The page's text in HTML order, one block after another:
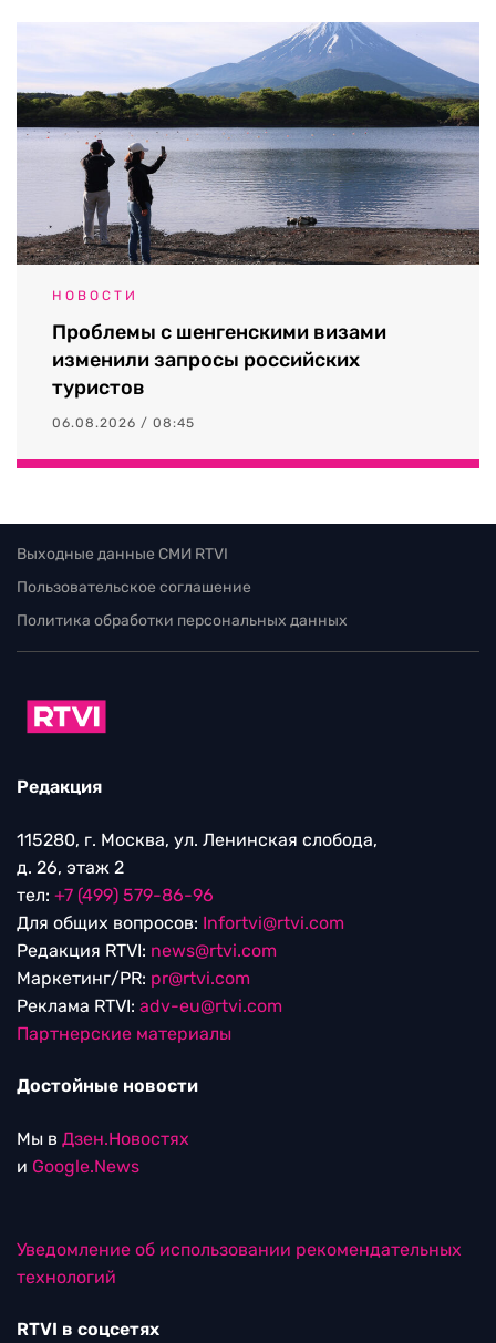
НОВОСТИ
Проблемы с шенгенскими визами
изменили запросы российских
туристов
06.08.2026 / 08:45
Выходные данные СМИ RTVI
Пользовательское соглашение
Политика обработки персональных данных
Редакция
115280, г. Москва, ул. Ленинская слобода,
д. 26, этаж 2
тел: +7 (499) 579-86-96
Для общих вопросов: Infortvi@rtvi.com
Редакция RTVI: news@rtvi.com
Маркетинг/PR: pr@rtvi.com
Реклама RTVI: adv-eu@rtvi.com
Партнерские материалы
Достойные новости
Мы в Дзен.Новостях
и Google.News
Уведомление об использовании рекомендательных
технологий
RTVI в соцсетях